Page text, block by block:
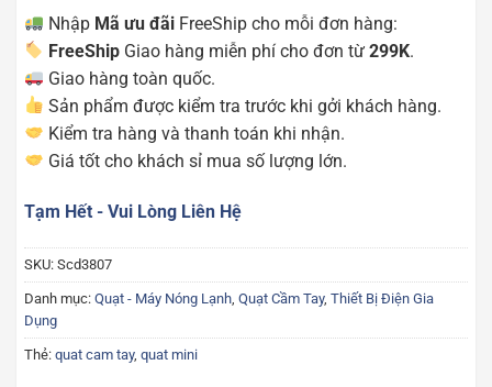
Nhập Mã ưu đãi FreeShip cho mỗi đơn hàng:
FreeShip Giao hàng miễn phí cho đơn từ299K.
Giao hàng toàn quốc.
Sản phẩm được kiểm tra trước khi gởi khách hàng.
Kiểm tra hàng và thanh toán khi nhận.
Giá tốt cho khách sỉ mua số lượng lớn.
Tạm Hết - Vui Lòng Liên Hệ
SKU: Scd3807
Danh mục: Quạt - Máy Nóng Lạnh Quạt Cầm Tay, Thiết Bị Điện Gia
Dụng
Thẻ: quat cam tay, quat mini